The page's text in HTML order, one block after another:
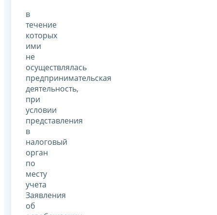
в
течение
которых
ими
не
осуществлялась
предпринимательская
деятельность,
при
условии
представления
в
налоговый
орган
по
месту
учета
Заявления
об